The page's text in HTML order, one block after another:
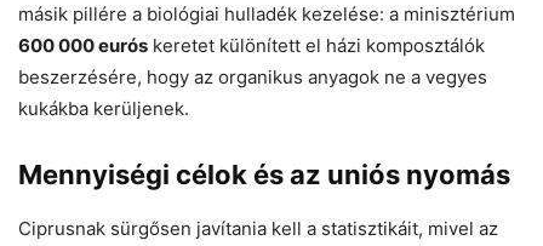
másik pillére a biológiai hulladék kezelése: a minisztérium
600 000 eurós keretet különített el házi komposztálók
beszerzésére, hogy az organikus anyagok ne a vegyes
kukákba kerüljenek.
Mennyiségi célok és az uniós nyomás
Ciprusnak sürgősen javítania kell a statisztikáit, mivel az